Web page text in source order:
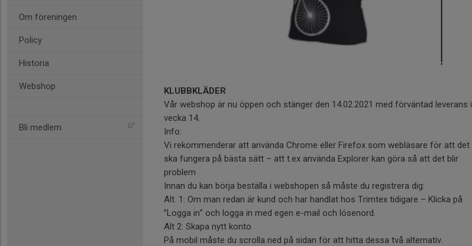
Om föreningen
Policy
Historia
Webshop
Bli medlem
KLUBBKLÄDER
Vår webshop är nu öppen och stänger den 14.02.2021 med förväntad leverans i
vecka 14.
Info:
Vi rekommenderar att använda Chrome eller Firefox som webläsare för att det
ska fungera på bästa sätt – att t.ex använda Explorer kan göra så att det blir
problem
Innan du kan börja beställa i webshopen så måste du registrera dig:
Alt. 1: Om man redan är kund och har handlat hos Trimtex tidigare – Klicka på
”Logga in” och logga in med egen e-mail och lösenord.
Alt 2: Skapa nytt konto
På mobil måste du scrolla ned på sidan för att hitta dessa två alternativ.